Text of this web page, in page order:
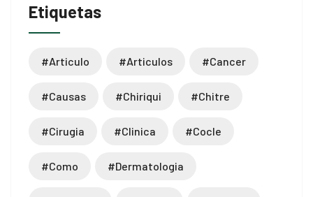
Forum
escort
Etiquetas
#articulo #articulos #cancer
#causas #chiriqui #chitre
#cirugia #clinica #cocle
#como #dermatologia